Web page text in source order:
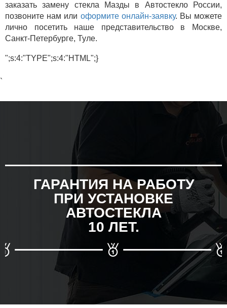
заказать замену стекла Мазды в Автостекло России,
позвоните нам или оформите онлайн-заявку. Вы можете
лично посетить наше представительство в Москве,
Санкт-Петербурге, Туле.
";s:4:"TYPE";s:4:"HTML";}
`
ГАРАНТИЯ НА РАБОТУ
ПРИ УСТАНОВКЕ
АВТОСТЕКЛА
10 ЛЕТ.